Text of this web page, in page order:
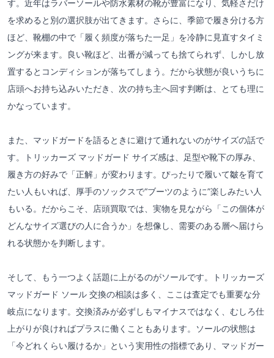
す。近年はラバーソールや防水素材の靴が豊富になり、気軽さだけ
を求めると別の選択肢が出てきます。さらに、季節で履き分ける方
ほど、靴棚の中で「履く頻度が落ちた一足」を冷静に見直すタイミ
ングが来ます。良い靴ほど、出番が減っても捨てられず、しかし放
置するとコンディションが落ちてしまう。だから状態が良いうちに
店頭へお持ち込みいただき、次の持ち主へ回す判断は、とても理に
かなっています。
また、マッドガードを語るときに避けて通れないのがサイズの話で
す。トリッカーズ マッドガード サイズ感は、足型や靴下の厚み、
履き方の好みで「正解」が変わります。ぴったりで履いて皺を育て
たい人もいれば、厚手のソックスで“ブーツのように”楽しみたい人
もいる。だからこそ、店頭買取では、実物を見ながら「この個体が
どんなサイズ選びの人に合うか」を想像し、需要のある層へ届けら
れる状態かを判断します。
そして、もう一つよく話題に上がるのがソールです。トリッカーズ
マッドガード ソール 交換の相談は多く、ここは査定でも重要な分
岐点になります。交換済みが必ずしもマイナスではなく、むしろ仕
上がりが良ければプラスに働くこともあります。ソールの状態は
「今どれくらい履けるか」という実用性の指標であり、マッドガー